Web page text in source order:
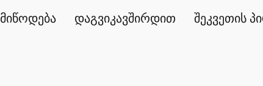
მიწოდება დაგვიკავშირდით შეკვეთის